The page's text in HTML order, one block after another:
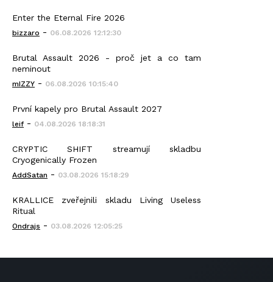
Enter the Eternal Fire 2026
bizzaro - 06.08.2026 12:12:30
Brutal Assault 2026 - proč jet a co tam
neminout
mIZZY - 06.08.2026 10:15:40
První kapely pro Brutal Assault 2027
leif - 04.08.2026 18:18:31
CRYPTIC SHIFT streamují skladbu
Cryogenically Frozen
AddSatan - 03.08.2026 15:18:29
KRALLICE zveřejnili skladu Living Useless
Ritual
Ondrajs - 03.08.2026 12:05:25